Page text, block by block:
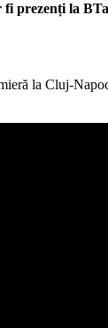
la
la Cluj-